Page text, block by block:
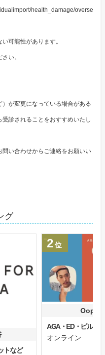
health_damage/overse
可能性があります。
い。
が変更になっている場合がある
診されることをおすすめいたし
い合わせからご連絡をお願いい
グ
トなど
2位
Oops
AGA・ED・ピル
オンライン